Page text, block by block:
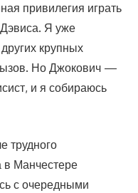
привилегия играть
Я уже
крупных
Но Джокович —
и я собираюсь
трудного
в Манчестере
с очередными